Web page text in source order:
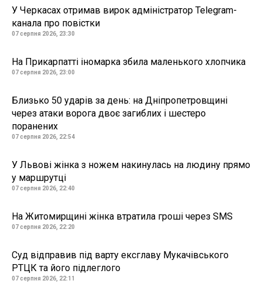
У Черкасах отримав вирок адміністратор Telegram-
канала про повістки
07 серпня 2026, 23:30
На Прикарпатті іномарка збила маленького хлопчика
07 серпня 2026, 23:00
Близько 50 ударів за день: на Дніпропетровщині
через атаки ворога двоє загиблих і шестеро
поранених
07 серпня 2026, 22:54
У Львові жінка з ножем накинулась на людину прямо
у маршрутці
07 серпня 2026, 22:40
На Житомирщині жінка втратила гроші через SMS
07 серпня 2026, 22:20
Суд відправив під варту ексглаву Мукачівського
РТЦК та його підлеглого
07 серпня 2026, 22:11